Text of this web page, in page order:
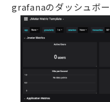
grafanaのダッシュボー